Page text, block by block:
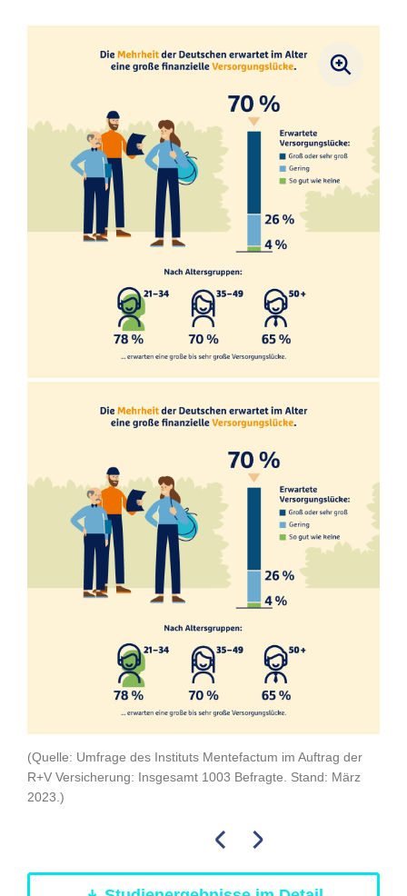
(Quelle: Umfrage des Instituts Mentefactum im Auftrag der
R+V Versicherung: Insgesamt 1003 Befragte. Stand: März
2023.)